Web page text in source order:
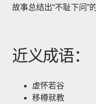
故事总结出“不耻下问”
近义成语：
虚怀若谷
移樽就教